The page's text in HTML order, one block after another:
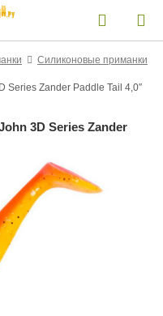
Силиконовые приманки
Series Zander Paddle Tail 4,0″
3D Series Zander